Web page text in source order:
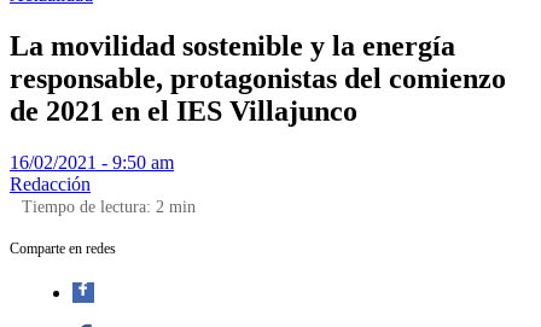
La movilidad sostenible y la energía
responsable, protagonistas del comienzo
de 2021 en el IES Villajunco
16/02/2021 - 9:50 am
Redacción
Tiempo de lectura: 2 min
Comparte en redes